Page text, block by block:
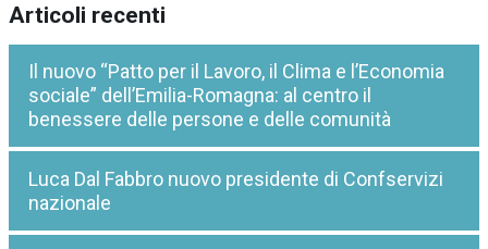
Articoli recenti
Il nuovo “Patto per il Lavoro, il Clima e l’Economia
sociale” dell’Emilia-Romagna: al centro il
benessere delle persone e delle comunità
Luca Dal Fabbro nuovo presidente di Confservizi
nazionale